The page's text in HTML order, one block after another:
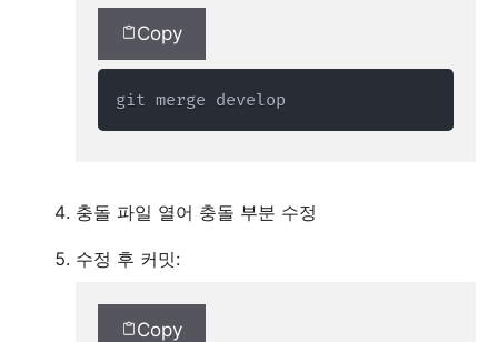
Copy
git merge develop
충돌 파일 열어 충돌 부분 수정
수정 후 커밋:
Copy